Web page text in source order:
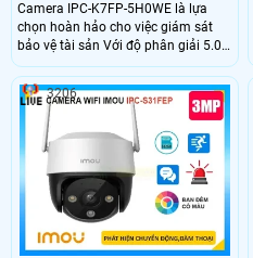
Camera IPC-K7FP-5H0WE là lựa
chọn hoàn hảo cho việc giám sát
bảo vệ tài sản Với độ phân giải 5.0
megapixel camera không dây này
kết hợp khả năng phát hiện chuyển
động thông minh và phát hiện hình
dáng người. Đặc biệt, thiết bị này
trang bị đèn cảnh báo xâm nhập và
còi hú tại chỗ, giúp người dùng dễ
dàng nhận biết sự xâm nhập
3206